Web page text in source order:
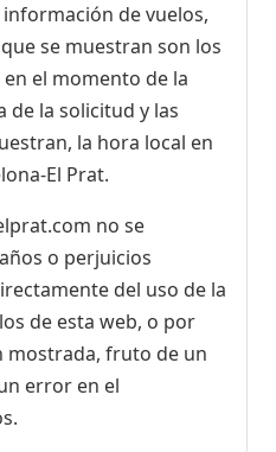
de vuelos,
se muestran son los
el momento de la
de la solicitud y las
la hora local en
El Prat.
no se
o perjuicios
del uso de la
de esta web, o por
fruto de un
error en el